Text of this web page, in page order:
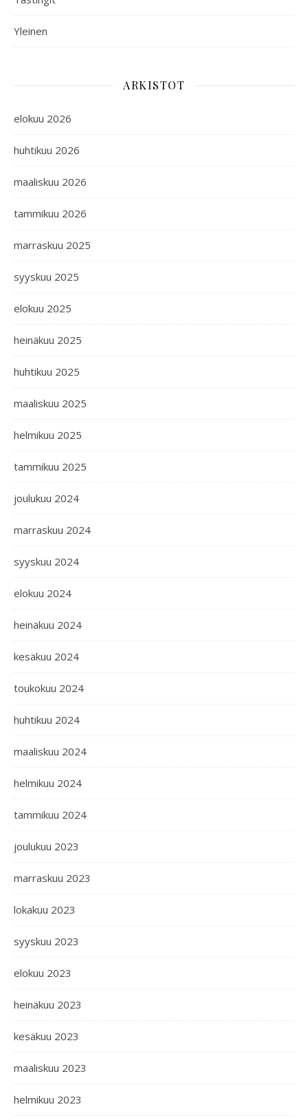
Yleinen
ARKISTOT
elokuu 2026
huhtikuu 2026
maaliskuu 2026
tammikuu 2026
marraskuu 2025
syyskuu 2025
elokuu 2025
heinäkuu 2025
huhtikuu 2025
maaliskuu 2025
helmikuu 2025
tammikuu 2025
joulukuu 2024
marraskuu 2024
syyskuu 2024
elokuu 2024
heinäkuu 2024
kesäkuu 2024
toukokuu 2024
huhtikuu 2024
maaliskuu 2024
helmikuu 2024
tammikuu 2024
joulukuu 2023
marraskuu 2023
lokakuu 2023
syyskuu 2023
elokuu 2023
heinäkuu 2023
kesäkuu 2023
maaliskuu 2023
helmikuu 2023